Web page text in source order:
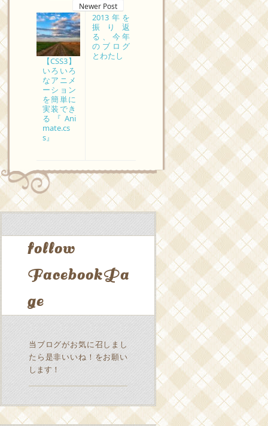
Newer Post
2013年を
振り返
る、今年
のブログ
とわたし
【CSS3】
いろいろ
なアニメ
ーション
を簡単に
実装でき
る『Ani
mate.cs
s』
follow
FacebookPa
ge
当ブログがお気に召しまし
たら是非いいね！をお願い
します！